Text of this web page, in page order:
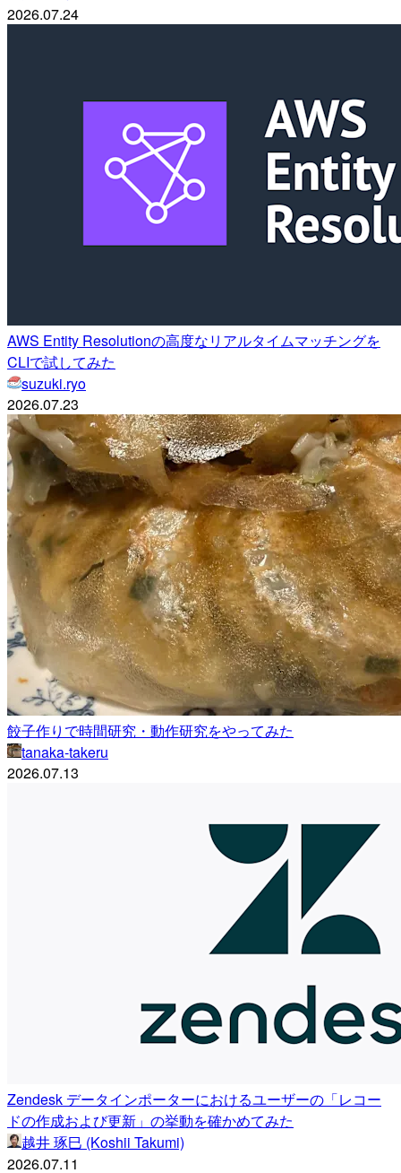
2026.07.24
AWS Entity Resolutionの高度なリアルタイムマッチングを
CLIで試してみた
suzuki.ryo
2026.07.23
餃子作りで時間研究・動作研究をやってみた
tanaka-takeru
2026.07.13
Zendesk データインポーターにおけるユーザーの「レコー
ドの作成および更新」の挙動を確かめてみた
越井 琢巳 (Koshii Takumi)
2026.07.11